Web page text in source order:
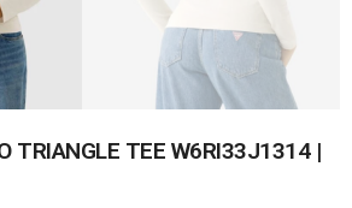
TRIANGLE TEE W6RI33J1314 |